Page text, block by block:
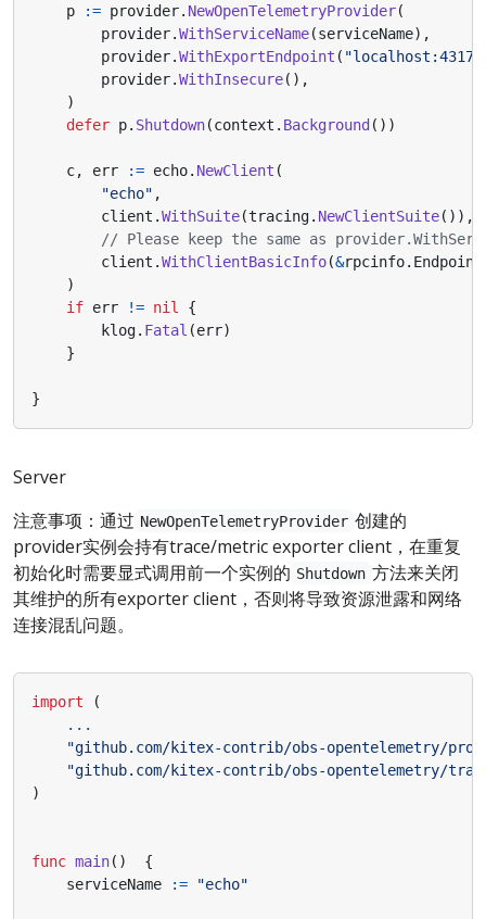
p := provider. NewOpenTelemetryProvider(
provider.WithServiceName(serviceName),
provider.WithExportEndpoint ( "localhost:4317"
provider.WithInsecure(),
)
defer p. Shutdown(context . Background ())
c, err := echo. NewClient (
"echo" ,
client .WithSuite(tracing. NewClientSuite()),
// Please keep the same as
client .WithClientBasicInfo(&rpcinfo.
)
if err != nil
{
klog. Fatal (err)
}
}
Server
注意事项：通过 NewOpenTelemetryProvider 创建的
provider实例会持有trace/metric exporter client，在重复
初始化时需要显式调用前一个实例的 Shutdown 方法来关闭
其维护的所有exporter client，否则将导致资源泄露和网络
连接混乱问题。
import
(
...
"github.com/kitex-contrib/obs-opentelemetry/
"github.com/kitex-contrib/obs-opentelemetry/
)
func main()
{
serviceName
:= "echo"